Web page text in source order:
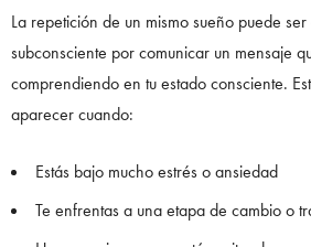
La repetición de un mismo sueño puede
subconsciente por comunicar un mensaje
comprendiendo en tu estado consciente.
aparecer cuando:
Estás bajo mucho estrés o ansiedad
Te enfrentas a una etapa de cambio o